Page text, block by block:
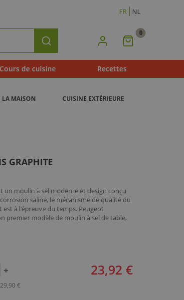
FR NL
Rechercher Mon
0
Cours de cuisine Recettes
LA MAISON CUISINE EXTÉRIEURE
GRAPHITE
un moulin à sel moderne et design conçu
saline, le mécanisme de qualité du
est à l'épreuve du temps. Peugeot
premier modèle de moulin à sel de table,
23,92 €
€